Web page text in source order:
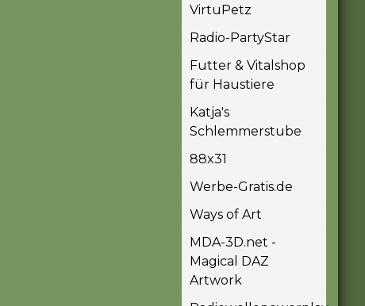
VirtuPetz
Radio-PartyStar
Futter & Vitalshop
für Haustiere
Katja's
Schlemmerstube
88x31
Werbe-Gratis.de
Ways of Art
MDA-3D.net -
Magical DAZ
Artwork